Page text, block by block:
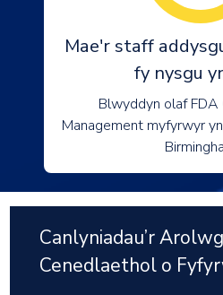
Mae'r staff
fy nysgu
Blwyddyn olaf FDA
Management myfyrwyr
Canlyniadau’r Arolwg
Cenedlaethol o